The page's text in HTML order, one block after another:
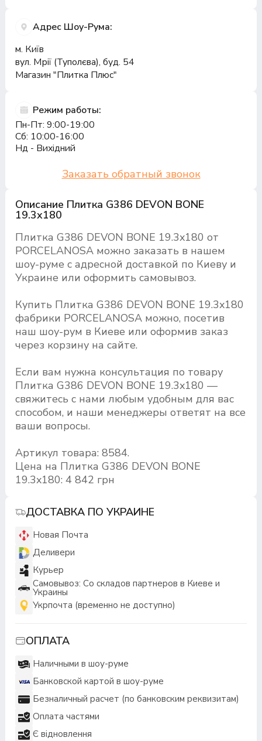
Описание Плитка G386 DEVON BONE
19.3x180
Плитка G386 DEVON BONE 19.3x180 от
PORCELANOSA можно заказать в нашем
шоу-руме с адресной доставкой по Киеву и
Украине или оформить самовывоз.
Купить Плитка G386 DEVON BONE 19.3x180
фабрики PORCELANOSA можно, посетив
наш шоу-рум в Киеве или оформив заказ
через корзину на сайте.
Если вам нужна консультация по товару
Плитка G386 DEVON BONE 19.3x180 —
свяжитесь с нами любым удобным для вас
способом, и наши менеджеры ответят на все
ваши вопросы.
Артикул товара: 8584.
Цена на Плитка G386 DEVON BONE
19.3x180: 4 842 грн
ДОСТАВКА ПО УКРАИНЕ
Новая Почта
Деливери
Курьер
Самовывоз: Со складов партнеров в Киеве и
Украины
Укрпочта (временно не доступно)
ОПЛАТА
Наличными в шоу-руме
Банковской картой в шоу-руме
Безналичный расчет (по банковским реквизитам)
Оплата частями
Є відновлення
Адрес Шоу-Рума:
м. Київ
вул. Мрії (Туполєва), буд. 54
Магазин "Плитка Плюс"
Режим работы:
Пн-Пт: 9:00-19:00
Сб: 10:00-16:00
Нд - Вихідний
Заказать обратный звонок